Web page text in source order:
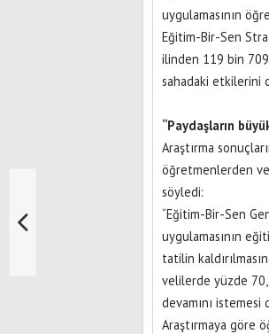
uygulamasının
Eğitim-Bir-Sen
ilinden 119 bin 709
sahadaki etkilerini
“Paydaşların
Araştırma
öğretmenlerden
söyledi:
“Eğitim-Bir-Sen
uygulamasının
tatilin
velilerde yüzde
devamını istemesi
Araştırmaya göre